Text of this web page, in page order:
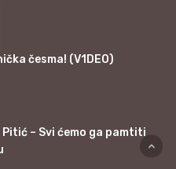
česma! (V1DEO)
– Svi ćemo ga pamtiti